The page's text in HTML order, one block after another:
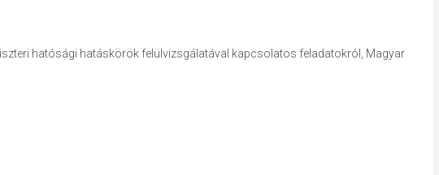
hatósági hatáskörök felülvizsgálatával kapcsolatos feladatokról, Magyar